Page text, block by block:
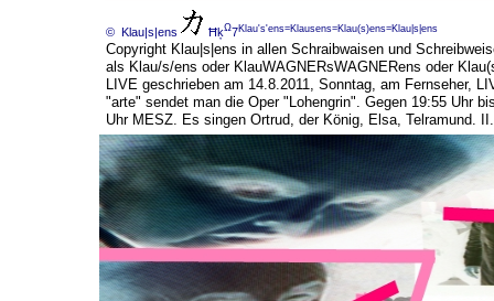
© Klau|s|ens ĦķΩ7Klau's'ens=Klausens=Klau(s)ens=Klau|s|ens
Copyright Klau|s|ens in allen Schraibwaisen und
als Klau/s/ens oder KlauWAGNERsWAGNERens oder
LIVE geschrieben am 14.8.2011, Sonntag, am Fernseher,
"arte" sendet man die Oper "Lohengrin". Gegen 19:55 Uhr
Uhr MESZ. Es singen Ortrud, der König, Elsa, Telramund.